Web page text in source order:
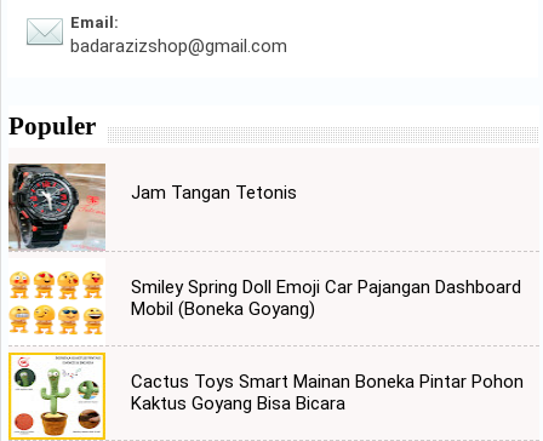
Email:
badarazizshop@gmail.com
Populer
Jam Tangan Tetonis
Smiley Spring Doll Emoji Car Pajangan Dashboard
Mobil (Boneka Goyang)
Cactus Toys Smart Mainan Boneka Pintar Pohon
Kaktus Goyang Bisa Bicara